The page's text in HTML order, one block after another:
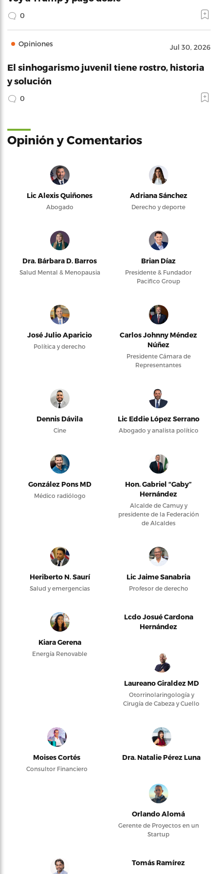
0
Opiniones Jul 30, 2026
El sinhogarismo juvenil tiene rostro, historia
y solución
0
Opinión y Comentarios
Lic Alexis Quiñones
Abogado
Adriana Sánchez
Derecho y deporte
Dra. Bárbara D. Barros
Salud Mental & Menopausia
Brian Díaz
Presidente & Fundador
Pacifico Group
José Julio Aparicio
Política y derecho
Carlos Johnny Méndez
Núñez
Presidente Cámara de
Representantes
Dennis Dávila
Cine
Lic Eddie López Serrano
Abogado y analista político
González Pons MD
Médico radiólogo
Hon. Gabriel “Gaby”
Hernández
Alcalde de Camuy y
presidente de la Federación
de Alcaldes
Heriberto N. Saurí
Salud y emergencias
Lic Jaime Sanabria
Profesor de derecho
Kiara Gerena
Energía Renovable
Lcdo Josué Cardona
Hernández
Laureano Giraldez MD
Otorrinolaringología y
Cirugía de Cabeza y Cuello
Moises Cortés
Consultor Financiero
Dra. Natalie Pérez Luna
Orlando Alomá
Gerente de Proyectos en un
Startup
Tomás Ramírez